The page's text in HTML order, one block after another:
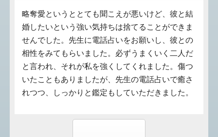
略奪愛というととても聞こえが悪いけど、彼と結
婚したいという強い気持ちは捨てることができま
せんでした。先生に電話占いをお願いし、彼との
相性をみてもらいました。必ずうまくいく二人だ
と言われ、それが私を強くしてくれました。傷つ
いたこともありましたが、先生の電話占いで癒さ
れつつ、しっかりと鑑定もしていただきました。